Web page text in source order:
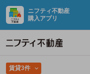
ニフティ不動産
購入アプリ
賃貸3件